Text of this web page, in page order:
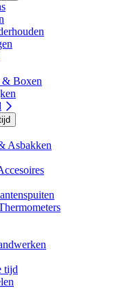
& Boxen
Asbakken
tijd